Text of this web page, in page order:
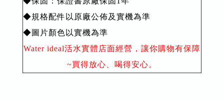
◆規格配件以原廠公佈及實機為準
◆圖片顏色以實機為準
Water ideal活水實體店面經營，讓你購物有保障
~買得放心、喝得安心。